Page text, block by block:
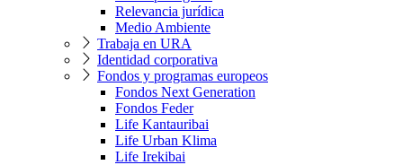
Relevancia jurídica
Medio Ambiente
Trabaja en URA
Identidad corporativa
Fondos y programas europeos
Fondos Next Generation
Fondos Feder
Life Kantauribai
Life Urban Klima
Life Irekibai